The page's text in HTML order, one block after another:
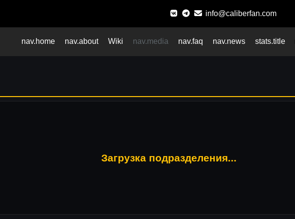
info@caliberfan.com
nav.home nav.about Wiki nav.media nav.faq nav.news stats.title
Загрузка подразделения...